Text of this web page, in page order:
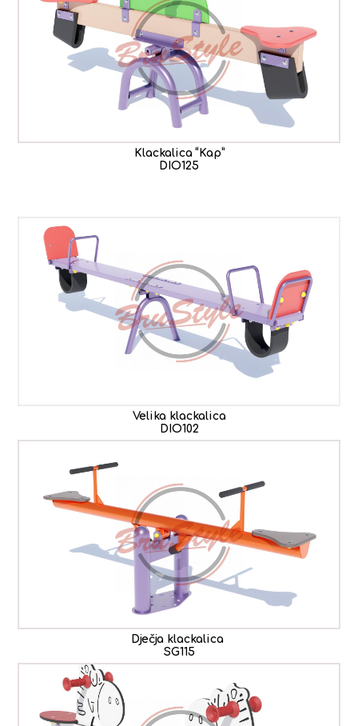
Klackalica “Kap”
DIO125
Velika klackalica
DIO102
Dječja klackalica
SG115